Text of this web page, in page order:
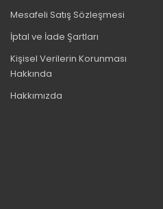
Mesafeli Satış Sözleşmesi
İptal ve İade Şartları
Kişisel Verilerin Korunması
Hakkında
Hakkımızda